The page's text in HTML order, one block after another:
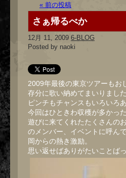
« 前の投稿
さぁ帰るべか
12月 11, 2009 6-BLOG
Posted by naoki
2009年最後の東京ツアーもお
存分に歌い納めてまいりました
ピンチもチャンスもいろいろあ
今回はひときわ収穫が多かった
遊びに来てくれたたくさんの
のメンバー、イベントに呼ん
岡からの熱き激励。
思い返せばありがたいことばっ